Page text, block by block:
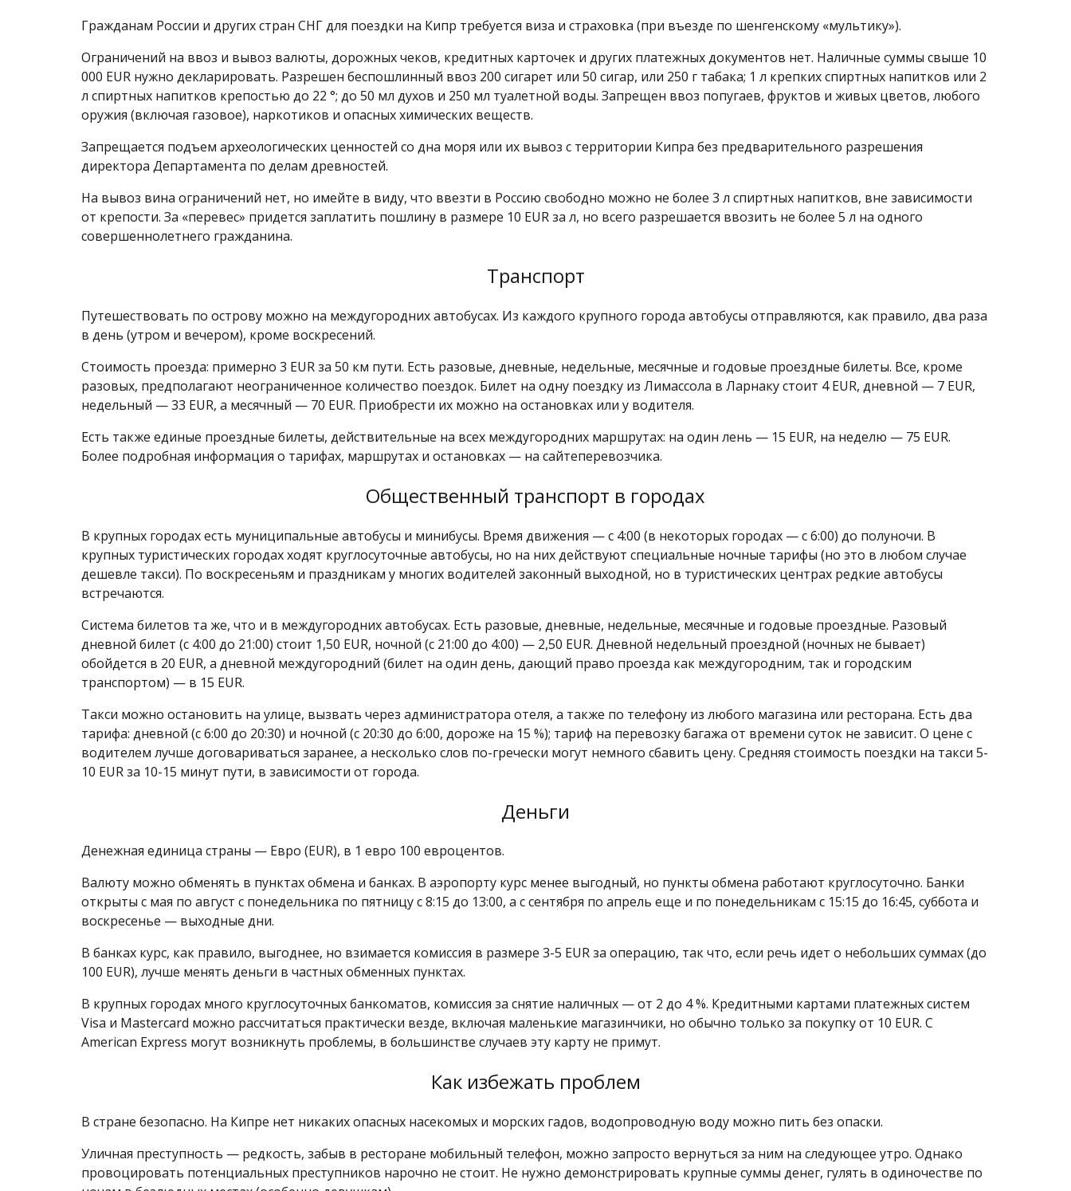
Гражданам России и других стран СНГ для поездки на Кипр требуется виза и страховка (при въезде по шенгенскому «мультику»).
Ограничений на ввоз и вывоз валюты, дорожных чеков, кредитных карточек и других платежных документов нет. Наличные суммы свыше 10
000 EUR нужно декларировать. Разрешен беспошлинный ввоз 200 сигарет или 50 сигар, или 250 г табака; 1 л крепких спиртных напитков или 2
л спиртных напитков крепостью до 22 °; до 50 мл духов и 250 мл туалетной воды. Запрещен ввоз попугаев, фруктов и живых цветов, любого
оружия (включая газовое), наркотиков и опасных химических веществ.
Запрещается подъем археологических ценностей со дна моря или их вывоз с территории Кипра без предварительного разрешения
директора Департамента по делам древностей.
На вывоз вина ограничений нет, но имейте в виду, что ввезти в Россию свободно можно не более 3 л спиртных напитков, вне зависимости
от крепости. За «перевес» придется заплатить пошлину в размере 10 EUR за л, но всего разрешается ввозить не более 5 л на одного
совершеннолетнего гражданина.
Транспорт
Путешествовать по острову можно на междугородних автобусах. Из каждого крупного города автобусы отправляются, как правило, два раза
в день (утром и вечером), кроме воскресений.
Стоимость проезда: примерно 3 EUR за 50 км пути. Есть разовые, дневные, недельные, месячные и годовые проездные билеты. Все, кроме
разовых, предполагают неограниченное количество поездок. Билет на одну поездку из Лимассола в Ларнаку стоит 4 EUR, дневной — 7 EUR,
недельный — 33 EUR, а месячный — 70 EUR. Приобрести их можно на остановках или у водителя.
Есть также единые проездные билеты, действительные на всех междугородних маршрутах: на один лень — 15 EUR, на неделю — 75 EUR.
Более подробная информация о тарифах, маршрутах и остановках — на сайтеперевозчика.
Общественный транспорт в городах
В крупных городах есть муниципальные автобусы и минибусы. Время движения — с 4:00 (в некоторых городах — с 6:00) до полуночи. В
крупных туристических городах ходят круглосуточные автобусы, но на них действуют специальные ночные тарифы (но это в любом случае
дешевле такси). По воскресеньям и праздникам у многих водителей законный выходной, но в туристических центрах редкие автобусы
встречаются.
Система билетов та же, что и в междугородних автобусах. Есть разовые, дневные, недельные, месячные и годовые проездные. Разовый
дневной билет (c 4:00 до 21:00) стоит 1,50 EUR, ночной (с 21:00 до 4:00) — 2,50 EUR. Дневной недельный проездной (ночных не бывает)
обойдется в 20 EUR, а дневной междугородний (билет на один день, дающий право проезда как междугородним, так и городским
транспортом) — в 15 EUR.
Такси можно остановить на улице, вызвать через администратора отеля, а также по телефону из любого магазина или ресторана. Есть два
тарифа: дневной (с 6:00 до 20:30) и ночной (с 20:30 до 6:00, дороже на 15 %); тариф на перевозку багажа от времени суток не зависит. О цене с
водителем лучше договариваться заранее, а несколько слов по-гречески могут немного сбавить цену. Средняя стоимость поездки на такси 5-
10 EUR за 10-15 минут пути, в зависимости от города.
Деньги
Денежная единица страны — Евро (EUR), в 1 евро 100 евроцентов.
Валюту можно обменять в пунктах обмена и банках. В аэропорту курс менее выгодный, но пункты обмена работают круглосуточно. Банки
открыты с мая по август с понедельника по пятницу с 8:15 до 13:00, а с сентября по апрель еще и по понедельникам с 15:15 до 16:45, суббота и
воскресенье — выходные дни.
В банках курс, как правило, выгоднее, но взимается комиссия в размере 3-5 EUR за операцию, так что, если речь идет о небольших суммах (до
100 EUR), лучше менять деньги в частных обменных пунктах.
В крупных городах много круглосуточных банкоматов, комиссия за снятие наличных — от 2 до 4 %. Кредитными картами платежных систем
Visa и Mastercard можно рассчитаться практически везде, включая маленькие магазинчики, но обычно только за покупку от 10 EUR. С
American Express могут возникнуть проблемы, в большинстве случаев эту карту не примут.
Как избежать проблем
В стране безопасно. На Кипре нет никаких опасных насекомых и морских гадов, водопроводную воду можно пить без опаски.
Уличная преступность — редкость, забыв в ресторане мобильный телефон, можно запросто вернуться за ним на следующее утро. Однако
провоцировать потенциальных преступников нарочно не стоит. Не нужно демонстрировать крупные суммы денег, гулять в одиночестве по